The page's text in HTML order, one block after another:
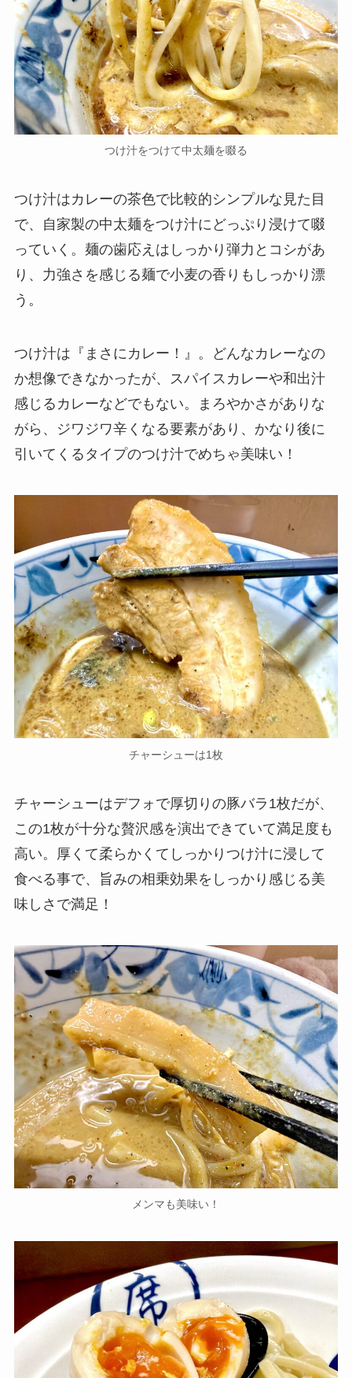
つけ汁をつけて中太麺を啜る
つけ汁はカレーの茶色で比較的シンプルな見た目
で、自家製の中太麺をつけ汁にどっぷり浸けて啜
っていく。麺の歯応えはしっかり弾力とコシがあ
り、力強さを感じる麺で小麦の香りもしっかり漂
う。
つけ汁は『まさにカレー！』。どんなカレーなの
か想像できなかったが、スパイスカレーや和出汁
感じるカレーなどでもない。まろやかさがありな
がら、ジワジワ辛くなる要素があり、かなり後に
引いてくるタイプのつけ汁でめちゃ美味い！
チャーシューは1枚
チャーシューはデフォで厚切りの豚バラ1枚だが、
この1枚が十分な贅沢感を演出できていて満足度も
高い。厚くて柔らかくてしっかりつけ汁に浸して
食べる事で、旨みの相乗効果をしっかり感じる美
味しさで満足！
メンマも美味い！